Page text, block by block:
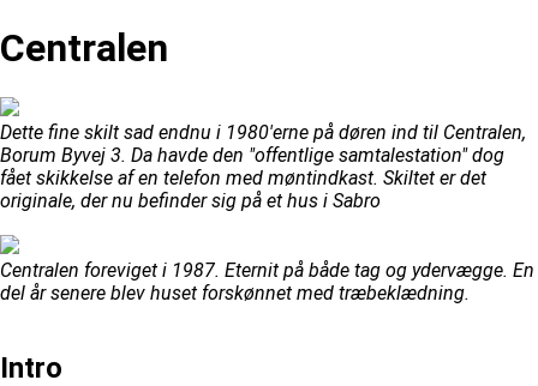
Centralen
Dette fine skilt sad endnu i 1980'erne på døren ind til Centralen,
Borum Byvej 3. Da havde den "offentlige samtalestation" dog
fået skikkelse af en telefon med møntindkast. Skiltet er det
originale, der nu befinder sig på et hus i Sabro
Centralen foreviget i 1987. Eternit på både tag og ydervægge. En
del år senere blev huset forskønnet med træbeklædning.
Intro